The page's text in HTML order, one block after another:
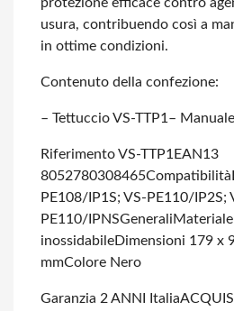
usura, contribuendo così a
in ottime condizioni.
Contenuto della confezione:
– Tettuccio VS-TTP1 –
Riferimento VS-TTP1 EAN13
8052780308465Compatibilità
PE108/IP1S; VS-PE110/IP2S;
PE110/IPNSGenerali
inossidabileDimensioni 179 x
mmColore Nero
Garanzia 2 ANNI Italia